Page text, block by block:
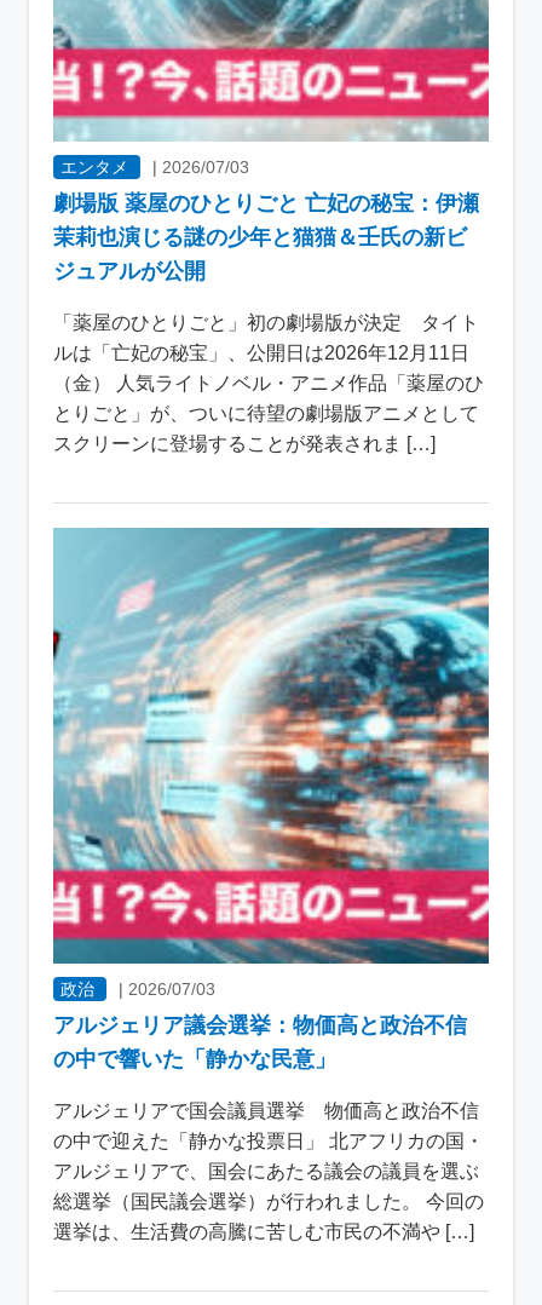
エンタメ |2026/07/03
劇場版 薬屋のひとりごと 亡妃の秘宝：伊瀬
茉莉也演じる謎の少年と猫猫＆壬氏の新ビ
ジュアルが公開
「薬屋のひとりごと」初の劇場版が決定 タイト
ルは「亡妃の秘宝」、公開日は2026年12月11日
（金） 人気ライトノベル・アニメ作品「薬屋のひ
とりごと」が、ついに待望の劇場版アニメとして
スクリーンに登場することが発表されま […]
政治 | 2026/07/03
アルジェリア議会選挙：物価高と政治不信
の中で響いた「静かな民意」
アルジェリアで国会議員選挙 物価高と政治不信
の中で迎えた「静かな投票日」 北アフリカの国・
アルジェリアで、国会にあたる議会の議員を選ぶ
総選挙（国民議会選挙）が行われました。 今回の
選挙は、生活費の高騰に苦しむ市民の不満や […]